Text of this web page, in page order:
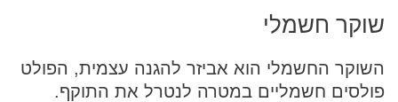
שוקר חשמלי
השוקר החשמלי הוא אביזר להגנה עצמית, הפולט
פולסים חשמליים במטרה לנטרל את התוקף.